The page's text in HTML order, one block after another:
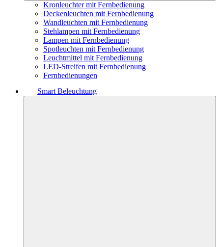
Kronleuchter mit Fernbedienung
Deckenleuchten mit Fernbedienung
Wandleuchten mit Fernbedienung
Stehlampen mit Fernbedienung
Lampen mit Fernbedienung
Spotleuchten mit Fernbedienung
Leuchtmittel mit Fernbedienung
LED-Streifen mit Fernbedienung
Fernbedienungen
Smart Beleuchtung